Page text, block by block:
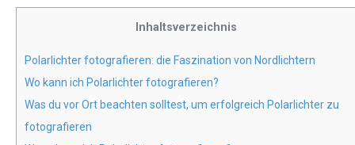
Inhaltsverzeichnis
Polarlichter fotografieren: die Faszination von Nordlichtern
Wo kann ich Polarlichter fotografieren?
Was du vor Ort beachten solltest, um erfolgreich Polarlichter zu
fotografieren